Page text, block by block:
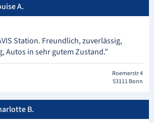
A.
Station. Freundlich, zuverlässig,
Autos in sehr gutem Zustand.”
Roemerstr 4
53111 Bonn
B.